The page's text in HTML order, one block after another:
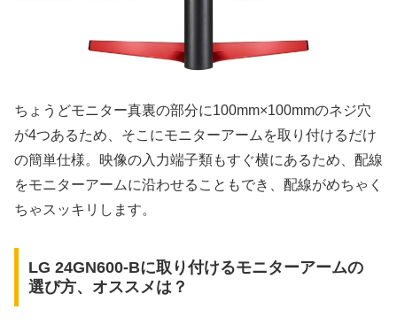
ちょうどモニター真裏の部分に100mm×100mmのネジ穴
が4つあるため、そこにモニターアームを取り付けるだけ
の簡単仕様。映像の入力端子類もすぐ横にあるため、配線
をモニターアームに沿わせることもでき、配線がめちゃく
ちゃスッキリします。
LG 24GN600-Bに取り付けるモニターアームの
選び方、オススメは？